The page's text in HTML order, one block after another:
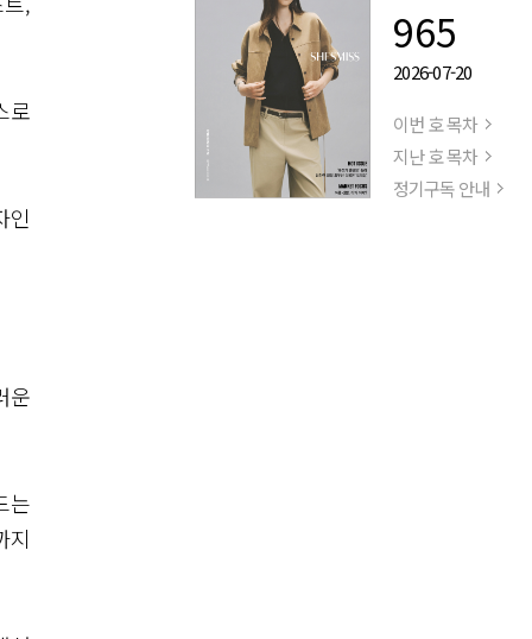
로
인
운
는
965
2026-07-20
이번 호 목차
지난 호 목차
정기구독 안내